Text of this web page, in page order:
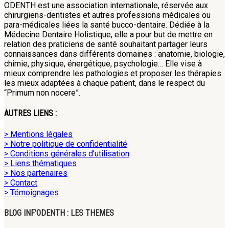
ODENTH est une association internationale, réservée aux
chirurgiens-dentistes et autres professions médicales ou
para-médicales liées la santé bucco-dentaire. Dédiée à la
Médecine Dentaire Holistique, elle a pour but de mettre en
relation des praticiens de santé souhaitant partager leurs
connaissances dans différents domaines : anatomie, biologie,
chimie, physique, énergétique, psychologie… Elle vise à
mieux comprendre les pathologies et proposer les thérapies
les mieux adaptées à chaque patient, dans le respect du
“Primum non nocere”.
AUTRES LIENS :
> Mentions légales
> Notre politique de confidentialité
> Conditions générales d’utilisation
> Liens thématiques
> Nos partenaires
> Contact
> Témoignages
BLOG INF’ODENTH : LES THEMES